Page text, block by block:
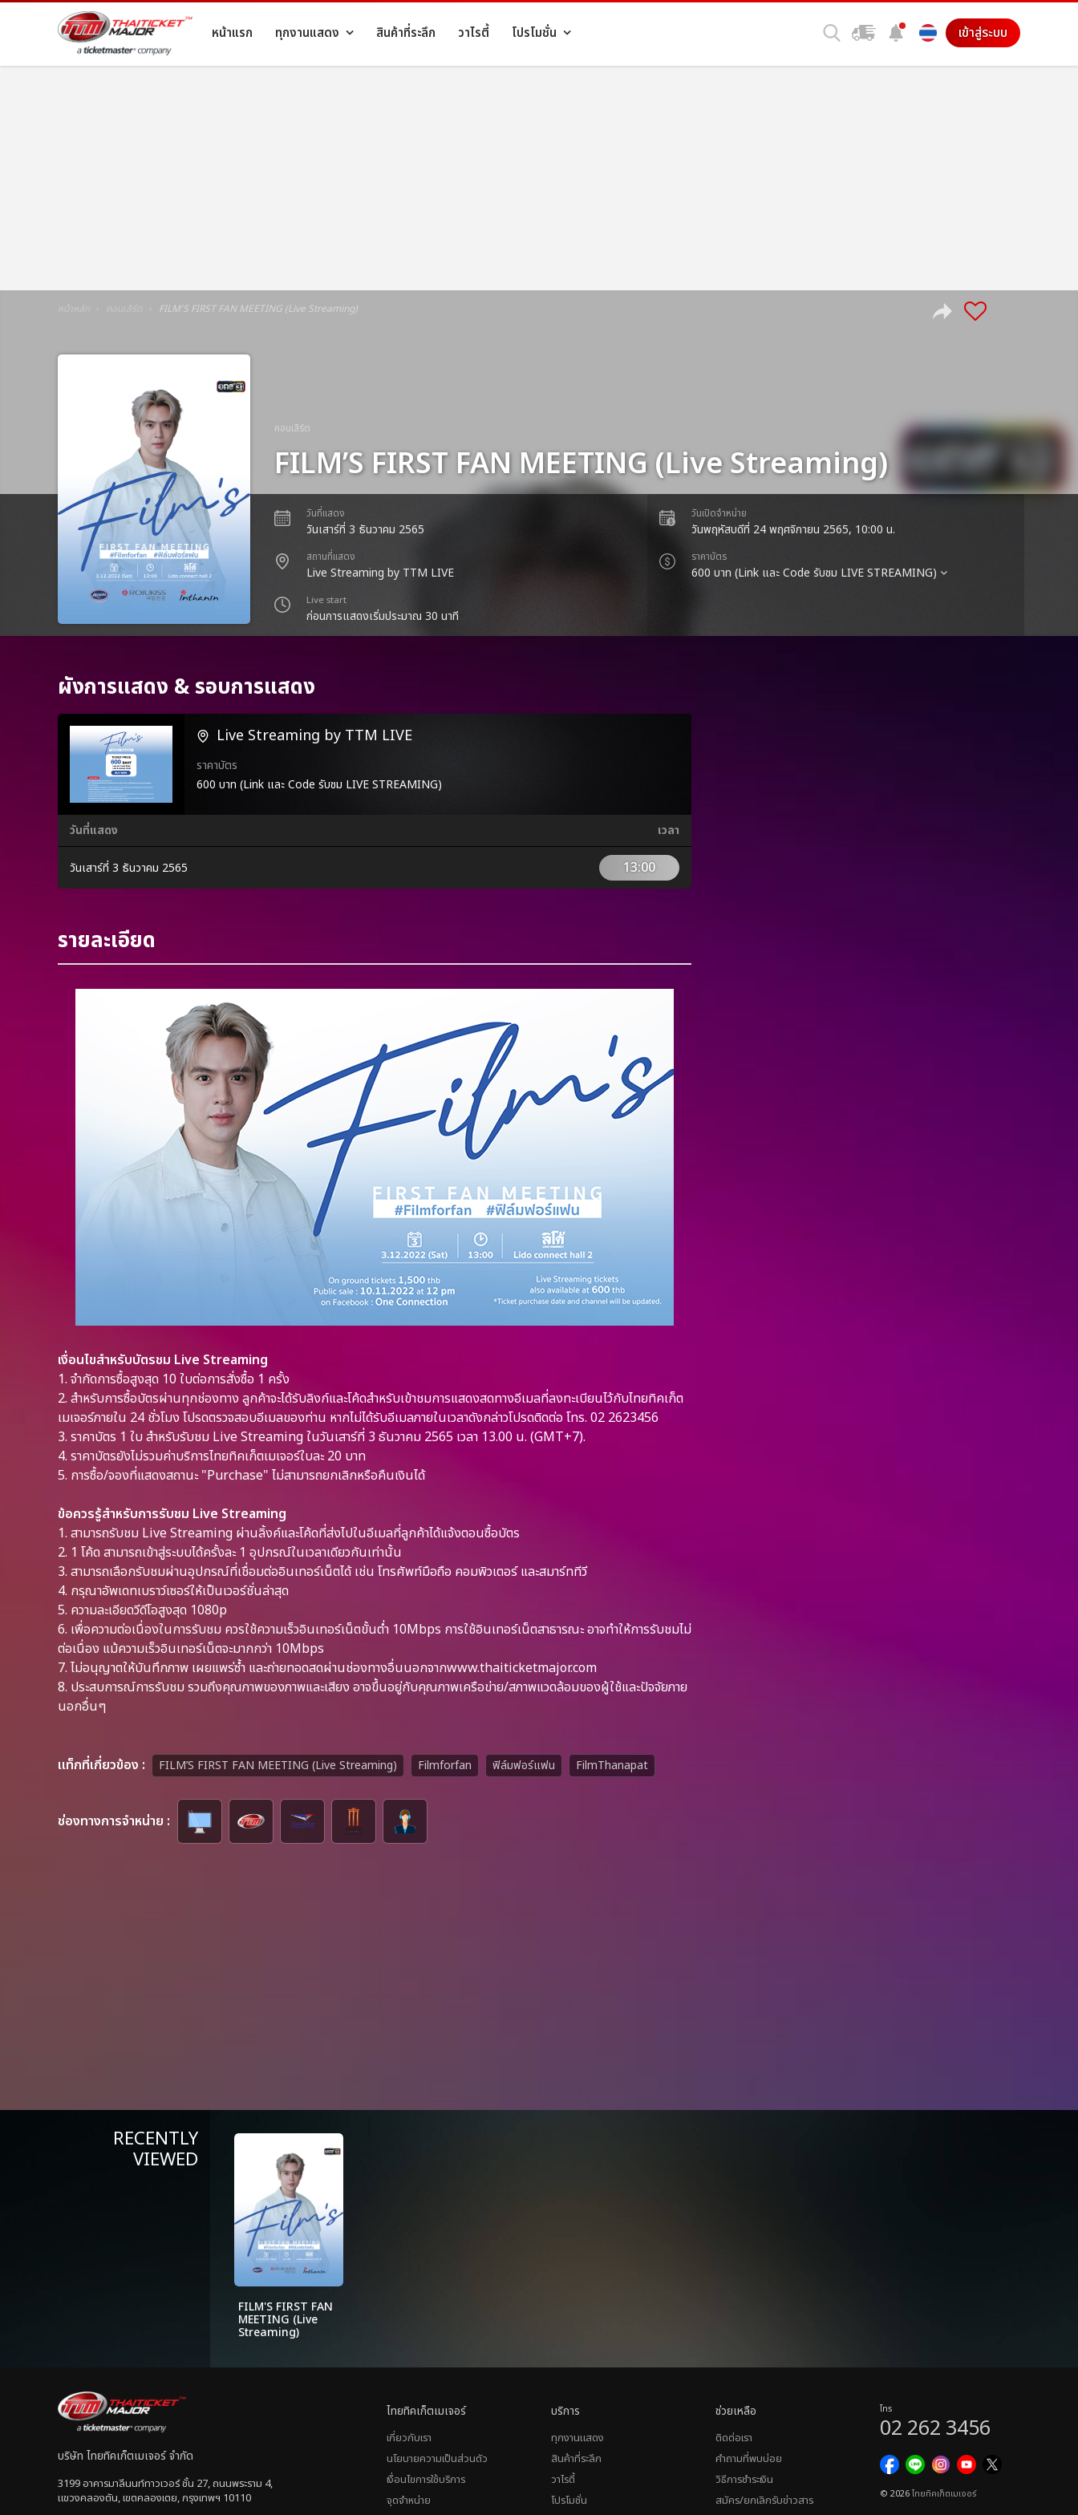
หน้าแรก ทุกงานแสดง สินค้าที่ระลึก วาไรตี้ โปรโมชั่น เข้าสู่ระบบ
FILM'S FIRST FAN MEETING (Live Streaming)
คอนเสิร์ต
FILM’S FIRST FAN MEETING (Live Streaming)
วันที่แสดง
วันเสาร์ที่ 3 ธันวาคม 2565
สถานที่แสดง
Live Streaming by TTM LIVE
Live start
ก่อนการแสดงเริ่มประมาณ 30 นาที
วันเปิดจำหน่าย
วันพฤหัสบดีที่ 24 พฤศจิกายน 2565, 10:00 น.
ราคาบัตร
600 บาท (Link และ Code รับชม LIVE STREAMING)
ผังการแสดง & รอบการแสดง
Live Streaming by TTM LIVE
ราคาบัตร
600 บาท (Link และ Code รับชม LIVE STREAMING)
วันที่แสดง เวลา
วันเสาร์ที่ 3 ธันวาคม 2565 13:00
รายละเอียด
เงื่อนไขสำหรับบัตรชม Live Streaming
1. จำกัดการซื้อสูงสุด 10 ใบต่อการสั่งซื้อ 1 ครั้ง
2. สำหรับการซื้อบัตรผ่านทุกช่องทาง ลูกค้าจะได้รับลิงก์และโค้ดสำหรับเข้าชมการแสดงสดทางอีเมลที่ลงทะเบียนไว้กับไทยทิคเก็ต
เมเจอร์ภายใน 24 ชั่วโมง โปรดตรวจสอบอีเมลของท่าน หากไม่ได้รับอีเมลภายในเวลาดังกล่าวโปรดติดต่อ โทร. 02 2623456
3. ราคาบัตร 1 ใบ สำหรับรับชม Live Streaming ในวันเสาร์ที่ 3 ธันวาคม 2565 เวลา 13.00 น. (GMT+7).
4. ราคาบัตรยังไม่รวมค่าบริการไทยทิคเก็ตเมเจอร์ใบละ 20 บาท
5. การซื้อ/จองที่แสดงสถานะ "Purchase" ไม่สามารถยกเลิกหรือคืนเงินได้
ข้อควรรู้สำหรับการรับชม Live Streaming
1. สามารถรับชม Live Streaming ผ่านลิ้งค์และโค้ดที่ส่งไปในอีเมลที่ลูกค้าได้แจ้งตอนซื้อบัตร
2. 1 โค้ด สามารถเข้าสู่ระบบได้ครั้งละ 1 อุปกรณ์ในเวลาเดียวกันเท่านั้น
3. สามารถเลือกรับชมผ่านอุปกรณ์ที่เชื่อมต่ออินเทอร์เน็ตได้ เช่น โทรศัพท์มือถือ คอมพิวเตอร์ และสมาร์ททีวี
4. กรุณาอัพเดทเบราว์เซอร์ให้เป็นเวอร์ชั่นล่าสุด
5. ความละเอียดวีดีโอสูงสุด 1080p
6. เพื่อความต่อเนื่องในการรับชม ควรใช้ความเร็วอินเทอร์เน็ตขั้นต่ำ 10Mbps การใช้อินเทอร์เน็ตสาธารณะ อาจทำให้การรับชมไม่
ต่อเนื่อง แม้ความเร็วอินเทอร์เน็ตจะมากกว่า 10Mbps
7. ไม่อนุญาตให้บันทึกภาพ เผยแพร่ซ้ำ และถ่ายทอดสดผ่านช่องทางอื่นนอกจากwww.thaiticketmajor.com
8. ประสบการณ์การรับชม รวมถึงคุณภาพของภาพและเสียง อาจขึ้นอยู่กับคุณภาพเครือข่าย/สภาพแวดล้อมของผู้ใช้และปัจจัยภาย
นอกอื่นๆ
เเท็กที่เกี่ยวข้อง : FILM’S FIRST FAN MEETING (Live Streaming) Filmforfan ฟิล์มฟอร์แฟน FilmThanapat
ช่องทางการจำหน่าย :
RECENTLY
VIEWED
FILM'S FIRST FAN
MEETING (Live
Streaming)
บริษัท ไทยทิคเก็ตเมเจอร์ จำกัด
3199 อาคารมาลีนนท์ทาวเวอร์ ชั้น 27, ถนนพระราม 4,
แขวงคลองตัน, เขตคลองเตย, กรุงเทพฯ 10110
ไทยทิคเก็ตเมเจอร์
เกี่ยวกับเรา
นโยบายความเป็นส่วนตัว
เงื่อนไขการใช้บริการ
จุดจำหน่าย
บริการ
ทุกงานแสดง
สินค้าที่ระลึก
วาไรตี้
โปรโมชั่น
ช่วยเหลือ
ติดต่อเรา
คำถามที่พบบ่อย
วิธีการชำระเงิน
สมัคร/ยกเลิกรับข่าวสาร
โทร
02 262 3456
© 2026ไทยทิคเก็ตเมเจอร์